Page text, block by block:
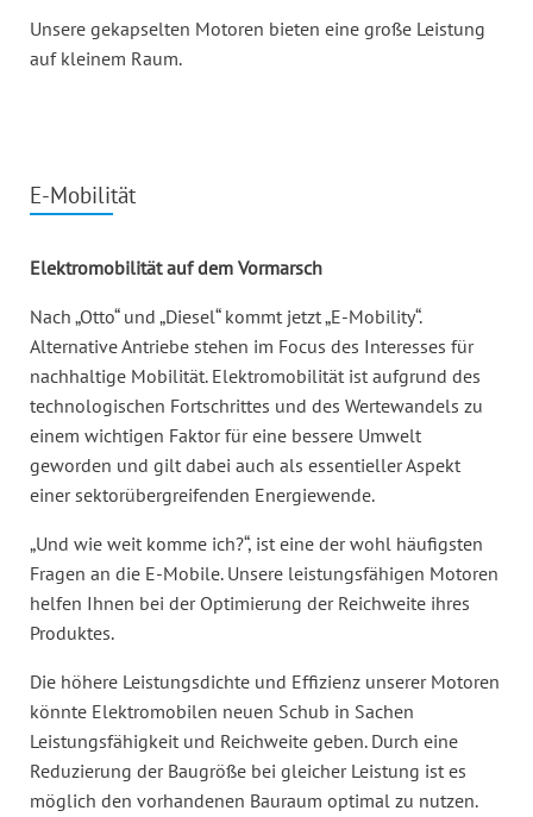
Unsere gekapselten Motoren bieten eine große Leistung
auf kleinem Raum.
E-Mobilität
Elektromobilität auf dem Vormarsch
Nach „Otto“ und „Diesel“ kommt jetzt „E-Mobility“.
Alternative Antriebe stehen im Focus des Interesses für
nachhaltige Mobilität. Elektromobilität ist aufgrund des
technologischen Fortschrittes und des Wertewandels zu
einem wichtigen Faktor für eine bessere Umwelt
geworden und gilt dabei auch als essentieller Aspekt
einer sektorübergreifenden Energiewende.
„Und wie weit komme ich?“, ist eine der wohl häufigsten
Fragen an die E-Mobile. Unsere leistungsfähigen Motoren
helfen Ihnen bei der Optimierung der Reichweite ihres
Produktes.
Die höhere Leistungsdichte und Effizienz unserer Motoren
könnte Elektromobilen neuen Schub in Sachen
Leistungsfähigkeit und Reichweite geben. Durch eine
Reduzierung der Baugröße bei gleicher Leistung ist es
möglich den vorhandenen Bauraum optimal zu nutzen.